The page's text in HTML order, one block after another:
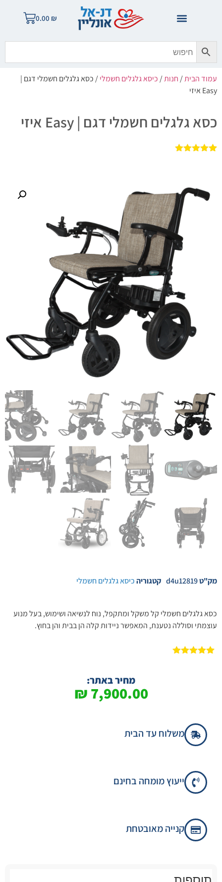
0.00 ₪
עמוד הבית/חנות/כיסא גלגלים חשמלי/ כסא גלגלים חשמלי דגם |
Easy איזי
כסא גלגלים חשמלי דגם | Easy איזי
לקוחות
מק"טd4u12819 קטגוריהכיסא גלגלים חשמלי
כסא גלגלים חשמלי קל משקל ומתקפל, נוח לנשיאה ושימוש, בעל מנוע
עוצמתי וסוללה נטענת, המאפשר ניידות קלה הן בבית והן בחוץ.
מחיר באתר:
7,900.00
₪
משלוח עד הבית
ייעוץ מומחה בחינם
קנייה מאובטחת